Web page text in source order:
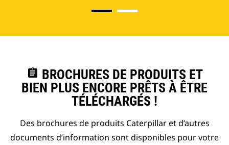
assignment BROCHURES DE PRODUITS ET
BIEN PLUS ENCORE PRÊTS À ÊTRE
TÉLÉCHARGÉS !
Des brochures de produits Caterpillar et d’autres
documents d’information sont disponibles pour votre